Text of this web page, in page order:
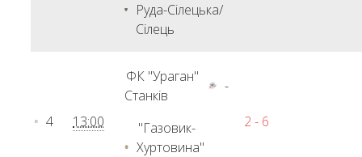
Руда-Сілецька/
Сілець
4 13:00
ФК "Ураган"
Станків
-
"Газовик-
Хуртовина"
2 - 6